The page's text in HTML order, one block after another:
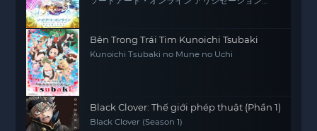
Bên Trong Trái Tim Kunoichi Tsubaki
Kunoichi Tsubaki no Mune no Uchi
Black Clover: Thế giới phép thuật (Phần 1)
Black Clover (Season 1)